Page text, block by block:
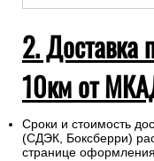
2. Доставка
10км от
Сроки и стоимость
(СДЭК, Боксберри)
странице оформления